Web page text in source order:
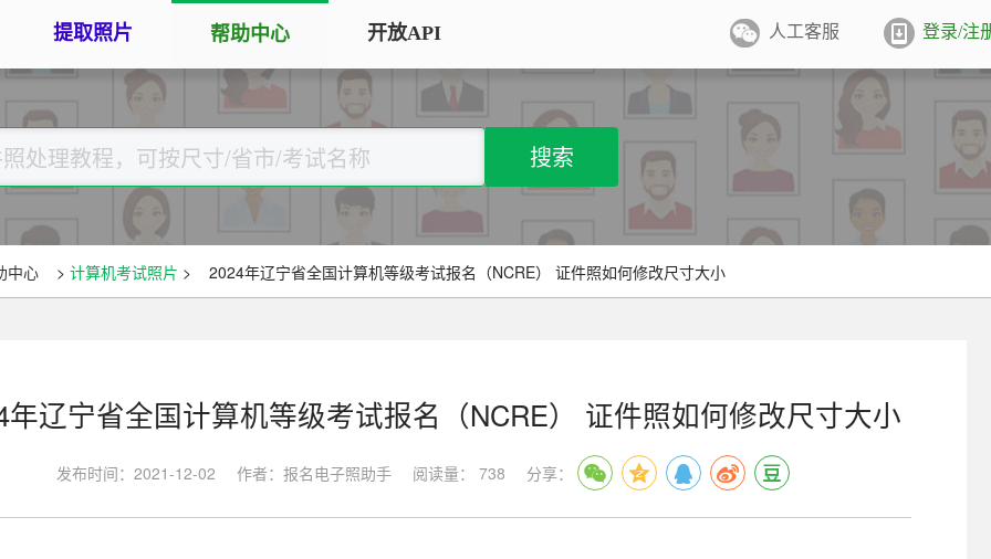
务专区
大学生毕业照采集
图像采集办理 | 相似度提升
广东省居民身份证照片回执
证件照采集系统
全国中小学生学籍照片采集系统
手机拍照扫描仪
手机秒变随身扫描仪，拍照矫正优
化一键搞定
图片改分辨率（DPI/PPI）
改变图片大小
将彩色图片转换为黑白、灰度，模
证件照排版
将单张证件照排版至5寸/6寸相纸，
等常用文档尺寸
提取照片 帮助中心 开放API 人工客服 登录/注
搜索
中心 > 计算机考试照片 > 2024年辽宁省全国计算机等级考试报名（NCRE） 证件照如何修改尺寸大小
年辽宁省全国计算机等级考试报名（NCRE） 证件照如何修改尺寸大小
发布时间：2021-12-02 作者：报名电子照助手 阅读量： 738 分享：